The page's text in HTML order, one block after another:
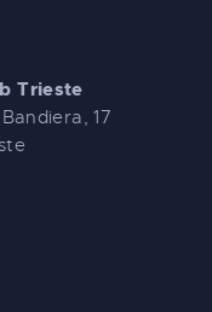
Trieste
17